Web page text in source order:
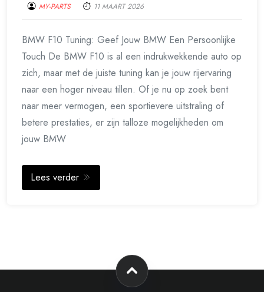
MY-PARTS 11 MAART 2026
BMW F10 Tuning: Geef Jouw BMW Een Persoonlijke
Touch De BMW F10 is al een indrukwekkende auto op
zich, maar met de juiste tuning kan je jouw rijervaring
naar een hoger niveau tillen. Of je nu op zoek bent
naar meer vermogen, een sportievere uitstraling of
betere prestaties, er zijn talloze mogelijkheden om
jouw BMW
Lees verder